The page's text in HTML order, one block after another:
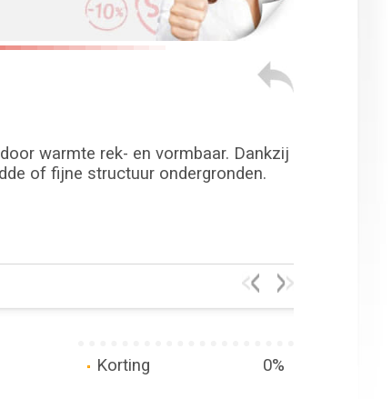
warmte rek- en vormbaar. Dankzij
of fijne structuur ondergronden.
Korting 0%